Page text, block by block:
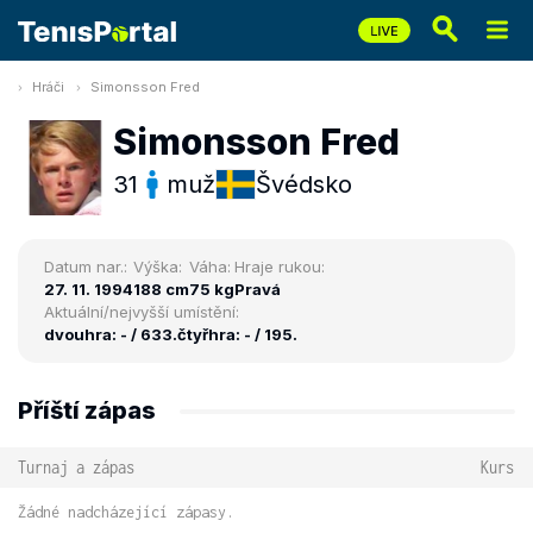
Hráči Simonsson Fred
Simonsson Fred
31 muž Švédsko
Datum nar.:
27. 11. 1994
Výška:
188 cm
Váha:
75 kg
Hraje rukou:
Pravá
Aktuální/nejvyšší umístění:
dvouhra: - / 633.čtyřhra: - / 195.
Příští zápas
Turnaj a zápas Kurs
Žádné nadcházející zápasy.